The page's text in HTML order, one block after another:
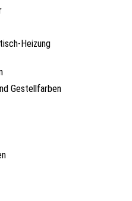
Heizung
Gestellfarben